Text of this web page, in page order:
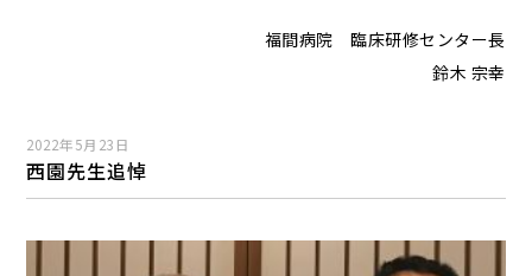
福間病院 臨床研修センター長
鈴木 宗幸
2022年5月23日
西園先生追悼